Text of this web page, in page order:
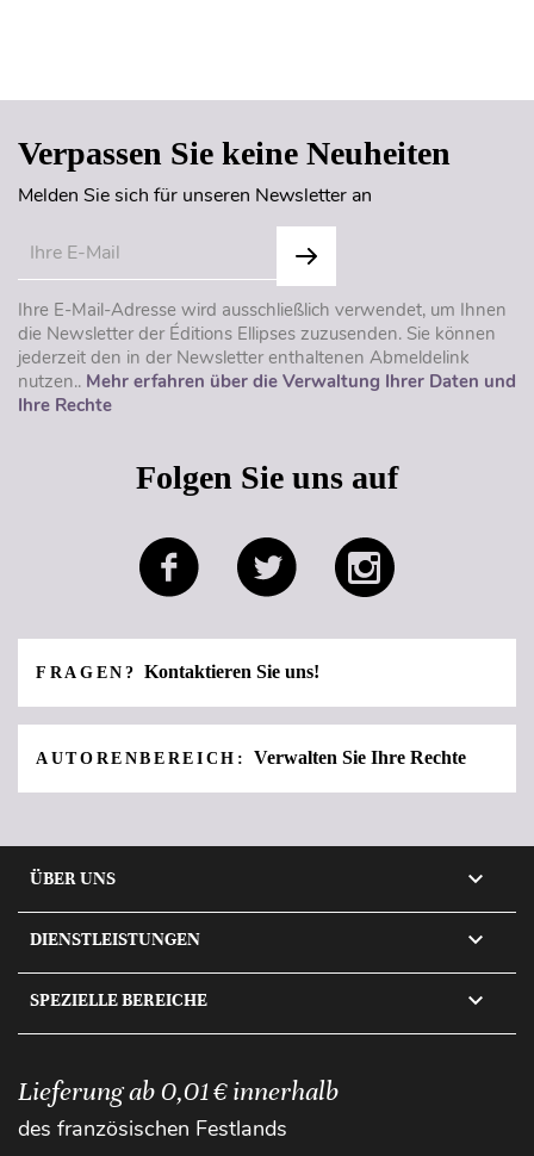
Verpassen Sie keine Neuheiten
Melden Sie sich für unseren Newsletter an
Ihre E-Mail-Adresse wird ausschließlich verwendet, um Ihnen
die Newsletter der Éditions Ellipses zuzusenden. Sie können
jederzeit den in der Newsletter enthaltenen Abmeldelink
nutzen.. Mehr erfahren über die Verwaltung Ihrer Daten und
Ihre Rechte
Folgen Sie uns auf
FRAGEN?Kontaktieren Sie uns!
AUTORENBEREICH: Verwalten Sie Ihre Rechte
ÜBER UNS 
DIENSTLEISTUNGEN 
SPEZIELLE BEREICHE 
Lieferung ab 0,01 € innerhalb
des französischen Festlands